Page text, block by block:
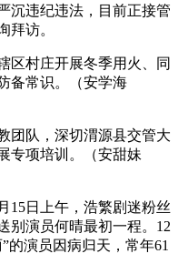
沉违纪违法，目前正接管
拜访。
村庄开展冬季用火、同
备常识。（安学海
队，深切渭源县交管大
专项培训。（安甜妹
日上午，浩繁剧迷粉丝
别演员何晴最初一程。12
的演员因病归天，常年61